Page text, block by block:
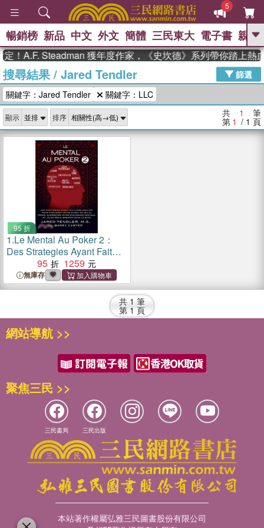
5
GO
熱搜： 高希均教授回憶錄
、 The Odyssey 、 父親節 、 如果歷
史是一群喵
獎 臺灣漫遊錄 、 方念華 、 台灣的李
登輝時代
數學女孩：黎曼猜想 、
偉大的迷走神經
暢銷榜 新品 中文 外文 簡體 三民東大 電子書 親子
！A.F. Steadman 獲年度作家，《史坎德》系列帶你踏上熱
搜尋結果/ Jared Tendler
篩選
關鍵字：Jared Tendler
關鍵字：LLC
顯示 排序 共 1 筆
第 1 / 1 頁
95 折
1.Le Mental Au Poker 2：
Des Strategies Ayant Fait
Leurs Preuves Pour
Ameliorer Votre Niveau De
Jeu Au Poker, Augmenter
Votre Endurance Mentale, Et
Jouer Regulierement Dans
La Zone
95 1259
無庫存
共 1 筆
第 1 頁
網站導航 >>
聚焦三民 >>
三民書局 三民出版
本站著作權屬弘雅三民圖書股份有限公司